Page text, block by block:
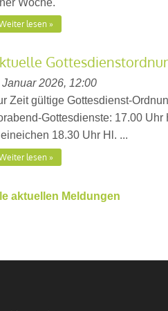
Woche.
lesen
Januar 2026, 12:00
Zeit gültige Gottesdienst-
Gottesdienste: 17.00 Uhr
18.30 Uhr Hl. ...
lesen
aktuellen Meldungen